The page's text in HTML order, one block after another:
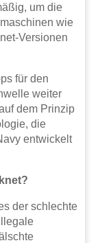
um die
wie
Versionen
für den
weiter
dem Prinzip
die
entwickelt
der schlechte